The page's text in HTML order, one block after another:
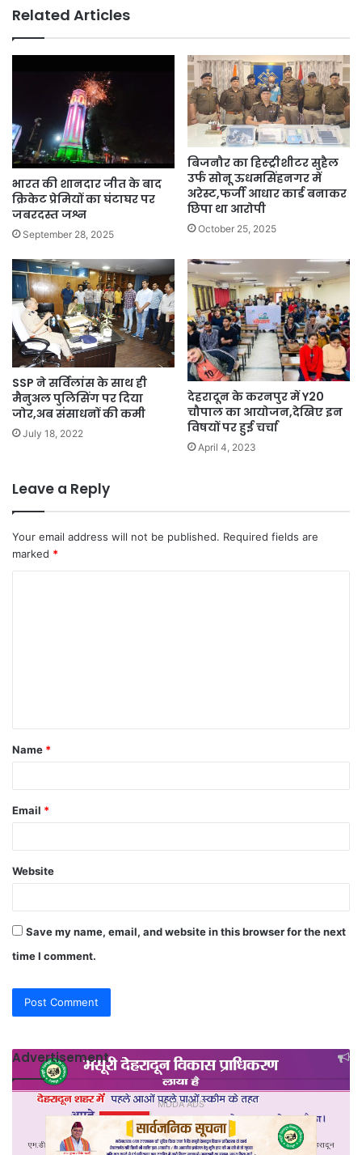
Related Articles
भारत की शानदार जीत के बाद
क्रिकेट प्रेमियों का घंटाघर पर
जबरदस्त जश्न
September 28, 2025
बिजनौर का हिस्ट्रीशीटर सुहैल
उर्फ सोनू ऊधमसिंहनगर में
अरेस्ट,फर्जी आधार कार्ड बनाकर
छिपा था आरोपी
October 25, 2025
SSP ने सर्विलांस के साथ ही
मैनुअल पुलिसिंग पर दिया
जोर,अब संसाधनों की कमी
July 18, 2022
देहरादून के करनपुर में Y20
चौपाल का आयोजन,देखिए इन
विषयों पर हुई चर्चा
April 4, 2023
Leave a Reply
Your email address will not be published. Required fields are
marked *
t
*
Name *
Email *
Website
Save my name, email, and website in this browser for the next
time I comment.
Advertisement
MDDA ADS